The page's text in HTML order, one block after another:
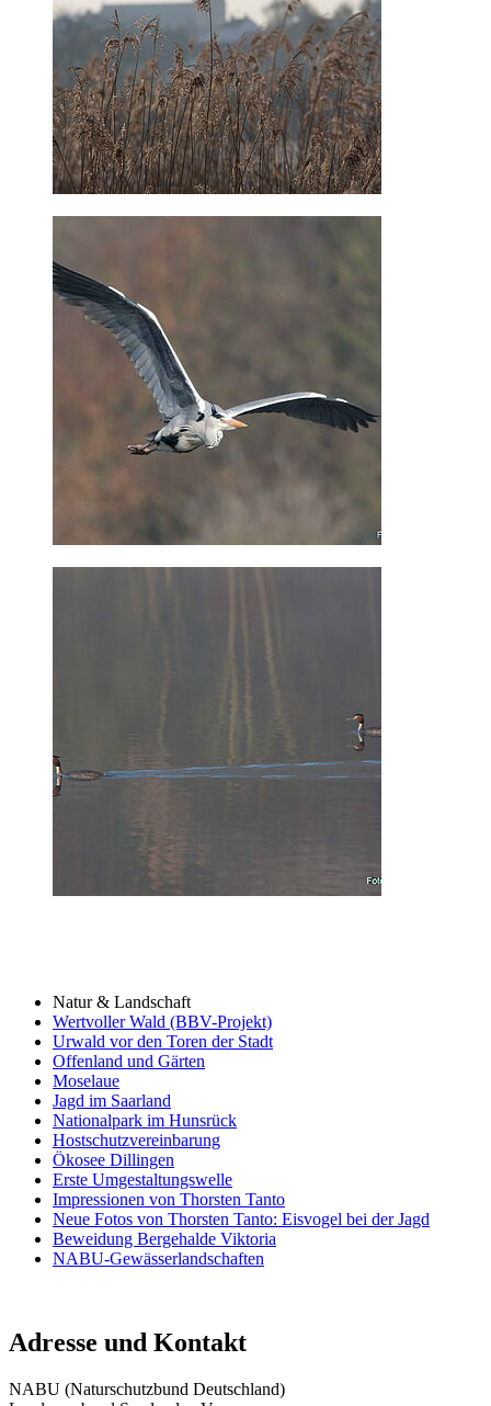
Natur & Landschaft
Wertvoller Wald (BBV-Projekt)
Urwald vor den Toren der Stadt
Offenland und Gärten
Moselaue
Jagd im Saarland
Nationalpark im Hunsrück
Hostschutzvereinbarung
Ökosee Dillingen
Erste Umgestaltungswelle
Impressionen von Thorsten Tanto
Neue Fotos von Thorsten Tanto: Eisvogel bei der Jagd
Beweidung Bergehalde Viktoria
NABU-Gewässerlandschaften
Adresse und Kontakt
NABU (Naturschutzbund Deutschland)